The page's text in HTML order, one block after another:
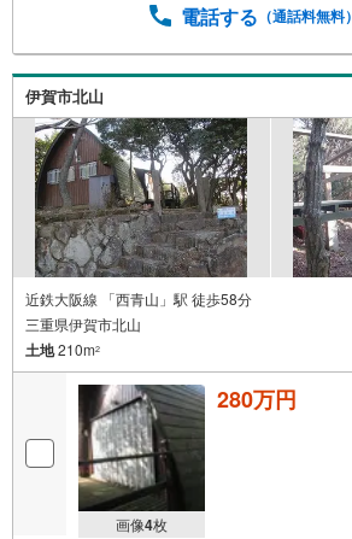
電話する （通話料無料）
伊賀市北山
近鉄大阪線 「西青山」駅 徒歩58分
三重県伊賀市北山
土地210m2
画像4枚
280万円